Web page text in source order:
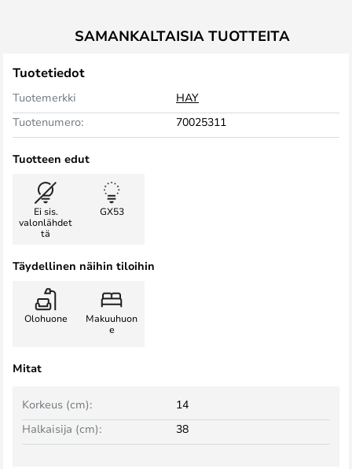
SAMANKALTAISIA TUOTTEITA
Tuotetiedot
Tuotemerkki
HAY
Tuotenumero:
70025311
Tuotteen edut
Ei sis.
valonlähdet
tä
GX53
Täydellinen näihin tiloihin
Olohuone
Makuuhuon
e
Mitat
Korkeus (cm):
14
Halkaisija (cm):
38